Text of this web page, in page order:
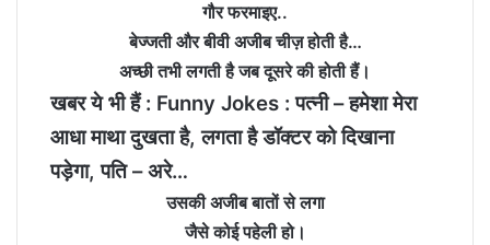
गौर फरमाइए..
बेज्जती और बीवी अजीब चीज़ होती है…
अच्छी तभी लगती है जब दूसरे की होती हैं।
खबर ये भी हैं : Funny Jokes : पत्नी – हमेशा मेरा
आधा माथा दुखता है, लगता है डॉक्टर को दिखाना
पड़ेगा, पति – अरे…
उसकी अजीब बातों से लगा
जैसे कोई पहेली हो।